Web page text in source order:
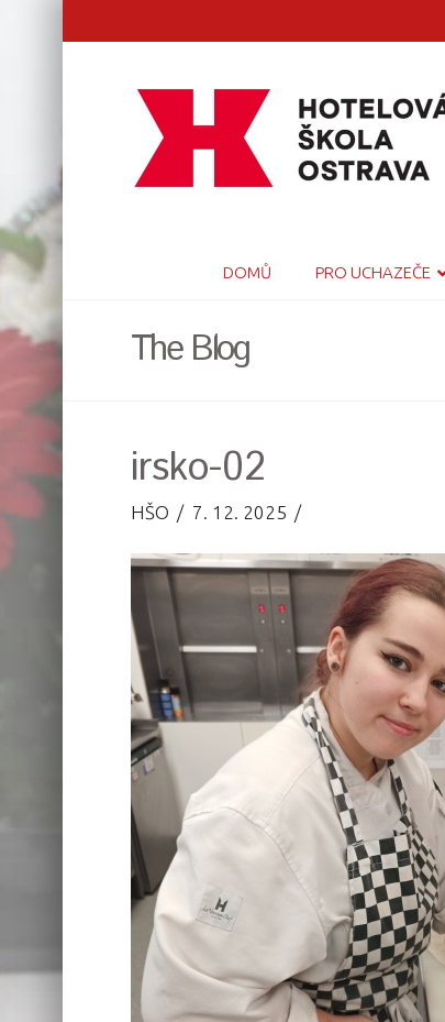
DOMŮ PRO UCHAZEČE
The Blog
irsko-02
HŠO 7. 12. 2025